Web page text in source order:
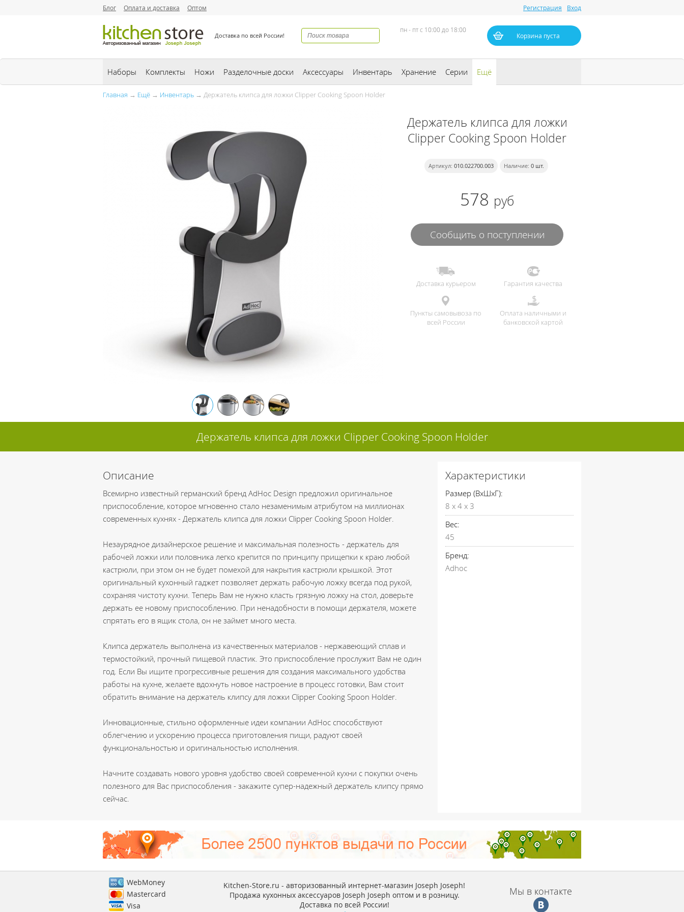
Блог Оплата и доставка Оптом Регистрация Вход
Доставка по всей России!
пн - пт с 10:00 до 18:00
Корзина пуста
Наборы Комплекты Ножи Разделочные доски Аксессуары Инвентарь Хранение Серии Ещё
Главная → Ещё → Инвентарь → Держатель клипса для ложки Clipper Cooking Spoon Holder
Держатель клипса для ложки
Clipper Cooking Spoon Holder
Артикул: 010.022700.003 Наличие: 0шт.
578 руб
Сообщить о поступлении
Доставка курьером Гарантия качества
Пункты самовывоза по
всей России
Оплата наличными и
банковской картой
Держатель клипса для ложки Clipper Cooking Spoon Holder
Описание
Всемирно известный германский бренд AdHoc Design предложил оригинальное
приспособление, которое мгновенно стало незаменимым атрибутом на миллионах
современных кухнях - Держатель клипса для ложки Clipper Cooking Spoon Holder.
Незаурядное дизайнерское решение и максимальная полезность - держатель для
рабочей ложки или половника легко крепится по принципу прищепки к краю любой
кастрюли, при этом он не будет помехой для накрытия кастрюли крышкой. Этот
оригинальный кухонный гаджет позволяет держать рабочую ложку всегда под рукой,
сохраняя чистоту кухни. Теперь Вам не нужно класть грязную ложку на стол, доверьте
держать ее новому приспособлению. При ненадобности в помощи держателя, можете
спрятать его в ящик стола, он не займет много места.
Клипса держатель выполнена из качественных материалов - нержавеющий сплав и
термостойкий, прочный пищевой пластик. Это приспособление прослужит Вам не один
год. Если Вы ищите прогрессивные решения для создания максимального удобства
работы на кухне, желаете вдохнуть новое настроение в процесс готовки, Вам стоит
обратить внимание на держатель клипсу для ложки Clipper Cooking Spoon Holder.
Инновационные, стильно оформленные идеи компании AdHoc способствуют
облегчению и ускорению процесса приготовления пищи, радуют своей
функциональностью и оригинальностью исполнения.
Начните создавать нового уровня удобство своей современной кухни с покупки очень
полезного для Вас приспособления - закажите супер-надежный держатель клипсу прямо
сейчас.
Характеристики
Размер (ВхШхГ):
8 x 4 x 3
Вес:
45
Бренд:
Adhoc
WebMoney
Mastercard
Visa
Kitchen-Store.ru - авторизованный интернет-магазин Joseph Joseph!
Продажа кухонных аксессуаров Joseph Joseph оптом и в розницу.
Доставка по всей России!
Мы в контакте